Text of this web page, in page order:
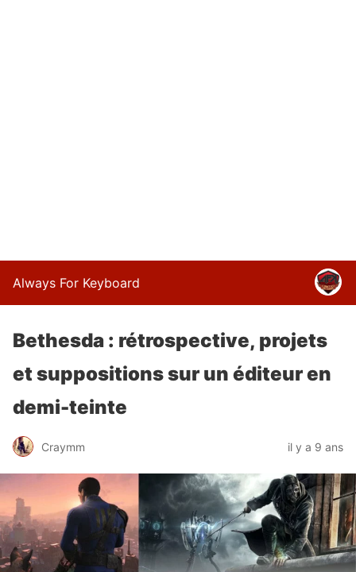
Always For Keyboard
Bethesda : rétrospective, projets
et suppositions sur un éditeur en
demi-teinte
Craymm il y a 9 ans